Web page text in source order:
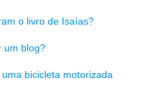
o livro de Isaías?
um blog?
bicicleta motorizada